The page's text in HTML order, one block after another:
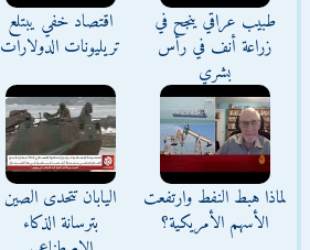
طبيب عراقي ينجح في
زراعة أنف في رأس
بشري
اقتصاد خفي يبتلع
تريليونات الدولارات
لماذا هبط النفط وارتفعت
الأسهم الأمريكية؟
اليابان تتحدى الصين
بترسانة الذكاء